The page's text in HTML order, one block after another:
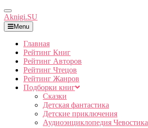
Toggle
Navigation
Aknigi.SU
Menu
Главная
Рейтинг Книг
Рейтинг Авторов
Рейтинг Чтецов
Рейтинг Жанров
Подборки книг
Сказки
Детская фантастика
Детские приключения
Аудиоэнциклопедия Чевостика